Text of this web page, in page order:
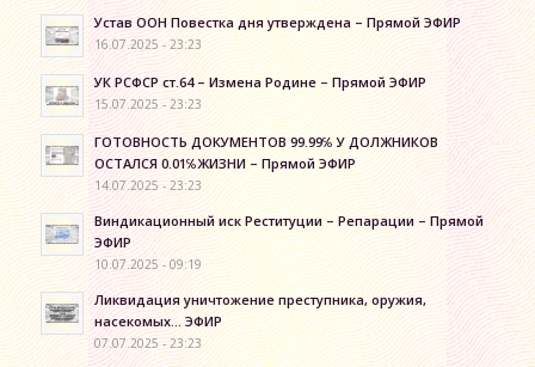
Устав ООН Повестка дня утверждена – Прямой ЭФИР
16.07.2025 - 23:23
УК РСФСР ст.64 – Измена Родине – Прямой ЭФИР
15.07.2025 - 23:23
ГОТОВНОСТЬ ДОКУМЕНТОВ 99.99℅ У ДОЛЖНИКОВ
ОСТАЛСЯ 0.01℅ЖИЗНИ – Прямой ЭФИР
14.07.2025 - 23:23
Виндикационный иск Реституции – Репарации – Прямой
ЭФИР
10.07.2025 - 09:19
Ликвидация уничтожение преступника, оружия,
насекомых… ЭФИР
07.07.2025 - 23:23